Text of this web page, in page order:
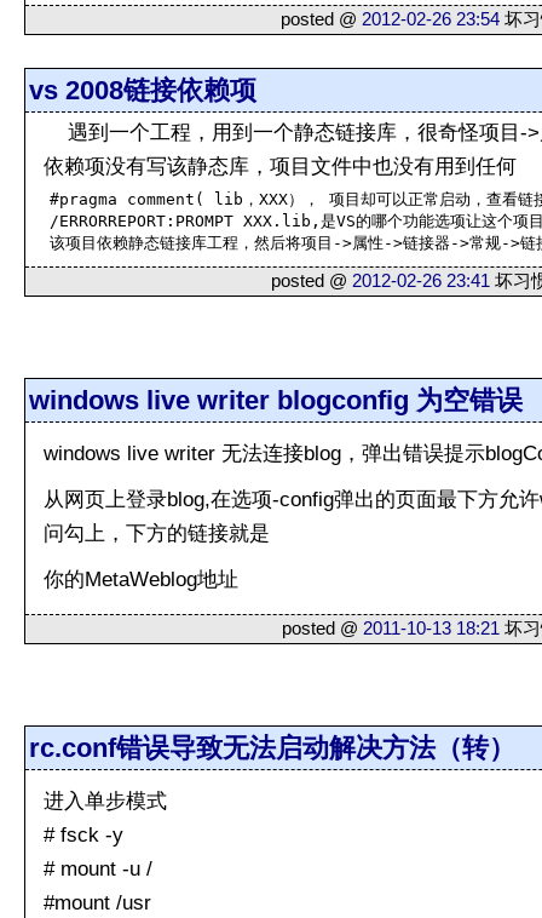
posted @ 2012-02-26 23:54 坏
vs 2008链接依赖项
遇到一个工程，用到一个静态链接库，很奇怪项目-
依赖项没有写该静态库，项目文件中也没有用到任何
#pragma comment( lib，XXX）， 项目却可以正常启动，查看链
/ERRORREPORT:PROMPT XXX.lib,是VS的哪个功能选项让这个
该项目依赖静态链接库工程，然后将项目->属性->链接器->常规->链
posted @ 2012-02-26 23:41 坏习
windows live writer blogconfig 为空错误
windows live writer 无法连接blog，弹出错误提示
从网页上登录blog,在选项-config弹出的页面最下方允
问勾上，下方的链接就是
你的MetaWeblog地址
posted @ 2011-10-13 18:21 坏
rc.conf错误导致无法启动解决方法（转）
进入单步模式
# fsck -y
# mount -u /
#mount /usr